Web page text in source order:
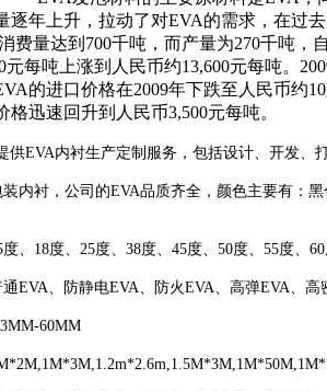
逐年上升，拉动了对EVA的需求，在过
费量达到700千吨，而产量为270千吨
元每吨上涨到人民币约13,600元每吨。
的进口价格在2009年下跌至人民币约
迅速回升到人民币3,500元每吨。
EVA内衬生产定制服务，包括设计、开发、
衬，公司的EVA品质齐全，颜色主要有：黑
18度、25度、38度、45度、50度、55度、
EVA、防静电EVA、防火EVA、高弹EVA、
60MM